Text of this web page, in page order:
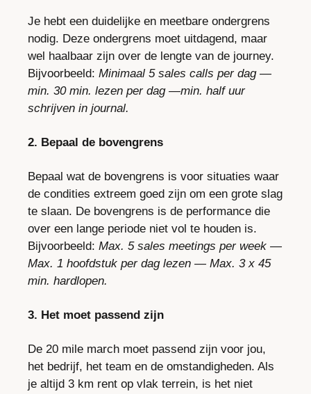
Je hebt een duidelijke en meetbare ondergrens
nodig. Deze ondergrens moet uitdagend, maar
wel haalbaar zijn over de lengte van de journey.
Bijvoorbeeld: Minimaal 5 sales calls per dag
min. 30 min. lezen per dag —min. half uur
schrijven in journal.
2. Bepaal de bovengrens
Bepaal wat de bovengrens is voor situaties waar
de condities extreem goed zijn om een grote slag
te slaan. De bovengrens is de performance die
over een lange periode niet vol te houden is.
Bijvoorbeeld: Max. 5 sales meetings per week —
Max. 1 hoofdstuk per dag lezen — Max. 3 x 45
min. hardlopen.
3. Het moet passend zijn
De 20 mile march moet passend zijn voor jou,
het bedrijf, het team en de omstandigheden. Als
je altijd 3 km rent op vlak terrein, is het niet